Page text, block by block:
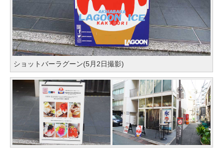
ショットバーラグーン(5月2日撮影)